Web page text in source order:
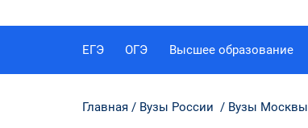
ЕГЭ ОГЭ Высшее образование
Главная Вузы России Вузы Москвы